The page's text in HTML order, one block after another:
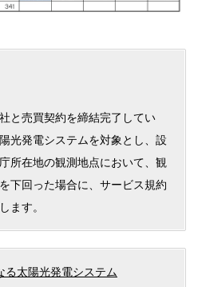
と売買契約を締結完了してい
光発電システムを対象とし、設
所在地の観測地点において、観
下回った場合に、サービス規約
ます。
る太陽光発電システム